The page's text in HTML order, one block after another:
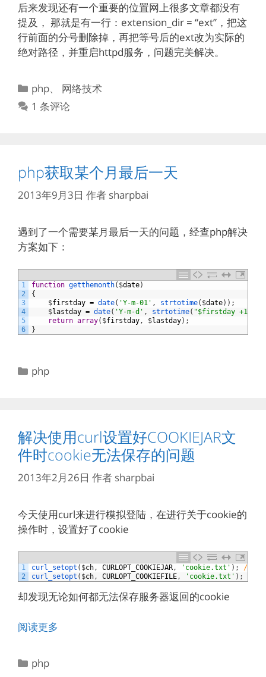
后来发现还有一个重要的位置网上很多文章都没有
提及， 那就是有一行：extension_dir = “ext”，把这
行前面的分号删除掉，再把等号后的ext改为实际的
绝对路径，并重启httpd服务，问题完美解决。
分
类
php、 网络技术
1 条评论
php获取某个月最后一天
2013年9月3日 作者 sharpbai
遇到了一个需要某月最后一天的问题，经查php解决
方案如下：
1
2
3
4
5
6
function getthemonth( $date)
{
$firstday = date( 'Y-m-01' , strtotime( $date) ) ;
$lastday = date( 'Y-m-d' , strtotime( "$firstday +1
return array( $firstday, $lastday) ;
}
分
php
解决使用curl设置好COOKIEJAR文
件时cookie无法保存的问题
2013年2月26日 作者 sharpbai
今天使用curl来进行模拟登陆，在进行关于cookie的
操作时，设置好了cookie
1
2
curl_setopt ( $ch, CURLOPT_COOKIEJAR, 'cookie.txt' ) ;
//保存
curl_setopt ( $ch, CURLOPT_COOKIEFILE, 'cookie.txt' ) ;
却发现无论如何都无法保存服务器返回的cookie
阅读更多
分
php